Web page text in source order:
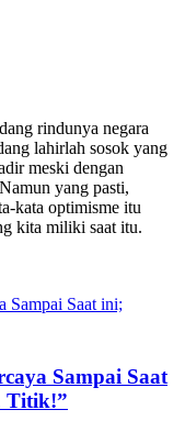
rindunya negara
lahirlah sosok yang
meski dengan
yang pasti,
kata optimisme itu
kita miliki saat itu.
Sampai Saat
Titik!”